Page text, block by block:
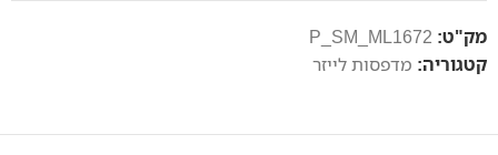
מק"ט: P_SM_ML1672
קטגוריה: מדפסות לייזר